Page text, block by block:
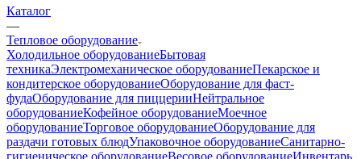
Каталог
—
Тепловое оборудование
Холодильное оборудованиеБытовая
техникаЭлектромеханическое оборудованиеПекарское и
кондитерское оборудованиеОборудование для фаст-
фудаОборудование для пиццерииНейтральное
оборудованиеКофейное оборудованиеМоечное
оборудованиеТорговое оборудованиеОборудование для
раздачи готовых блюдУпаковочное оборудованиеСанитарно-
гигиеническое оборудованиеВесовое оборудованиеИнвентарь